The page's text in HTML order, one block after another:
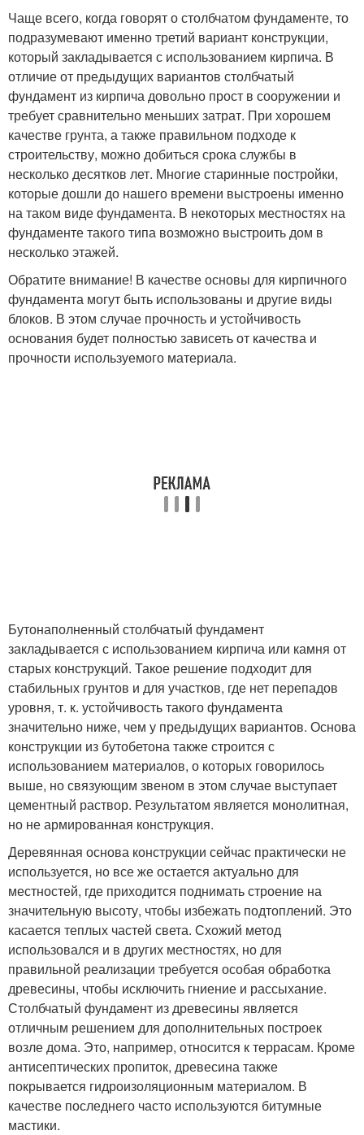
Чаще всего, когда говорят о столбчатом фундаменте, то
подразумевают именно третий вариант конструкции,
который закладывается с использованием кирпича. В
отличие от предыдущих вариантов столбчатый
фундамент из кирпича довольно прост в сооружении и
требует сравнительно меньших затрат. При хорошем
качестве грунта, а также правильном подходе к
строительству, можно добиться срока службы в
несколько десятков лет. Многие старинные постройки,
которые дошли до нашего времени выстроены именно
на таком виде фундамента. В некоторых местностях на
фундаменте такого типа возможно выстроить дом в
несколько этажей.
Обратите внимание! В качестве основы для кирпичного
фундамента могут быть использованы и другие виды
блоков. В этом случае прочность и устойчивость
основания будет полностью зависеть от качества и
прочности используемого материала.
Бутонаполненный столбчатый фундамент
закладывается с использованием кирпича или камня от
старых конструкций. Такое решение подходит для
стабильных грунтов и для участков, где нет перепадов
уровня, т. к. устойчивость такого фундамента
значительно ниже, чем у предыдущих вариантов. Основа
конструкции из бутобетона также строится с
использованием материалов, о которых говорилось
выше, но связующим звеном в этом случае выступает
цементный раствор. Результатом является монолитная,
но не армированная конструкция.
Деревянная основа конструкции сейчас практически не
используется, но все же остается актуально для
местностей, где приходится поднимать строение на
значительную высоту, чтобы избежать подтоплений. Это
касается теплых частей света. Схожий метод
использовался и в других местностях, но для
правильной реализации требуется особая обработка
древесины, чтобы исключить гниение и рассыхание.
Столбчатый фундамент из древесины является
отличным решением для дополнительных построек
возле дома. Это, например, относится к террасам. Кроме
антисептических пропиток, древесина также
покрывается гидроизоляционным материалом. В
качестве последнего часто используются битумные
мастики.